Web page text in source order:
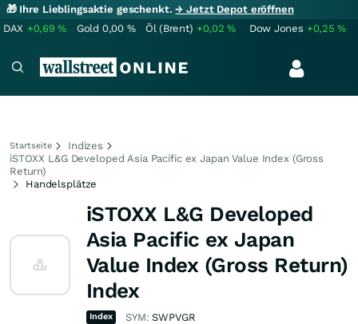
🎁 Ihre Lieblingsaktie geschenkt.→ Jetzt Depot eröffnen
DAX +0,69% Gold 0,00 % Öl (Brent) +0,02% Dow Jones +0,25%
Startseite
Indizes
iSTOXX L&G Developed Asia Pacific ex Japan Value Index (Gross
Return)
Handelsplätze
iSTOXX L&G Developed
Asia Pacific ex Japan
Value Index (Gross Return)
Index
Index SYM:SWPVGR